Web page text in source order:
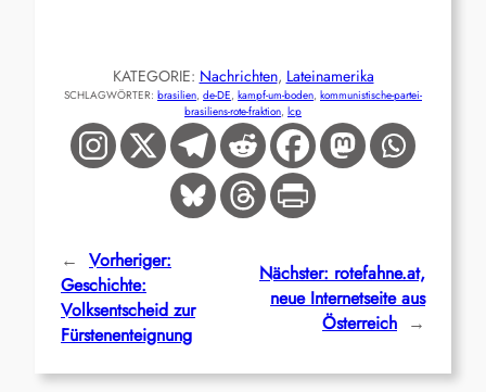
KATEGORIE: Nachrichten, Lateinamerika
SCHLAGWÖRTER: brasilien, de-DE, kampf-um-boden, kommunistische-partei-
brasiliens-rote-fraktion, lcp
← Vorheriger:
Geschichte:
Volksentscheid zur
Fürstenenteignung
Nächster: rotefahne.at,
neue Internetseite aus
Österreich →